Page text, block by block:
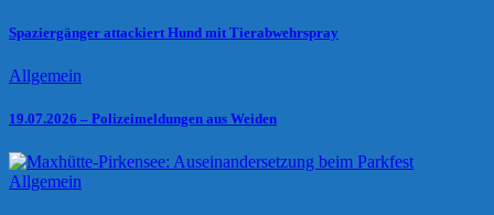
Spaziergänger attackiert Hund mit Tierabwehrspray
Allgemein
19.07.2026 – Polizeimeldungen aus Weiden
Allgemein